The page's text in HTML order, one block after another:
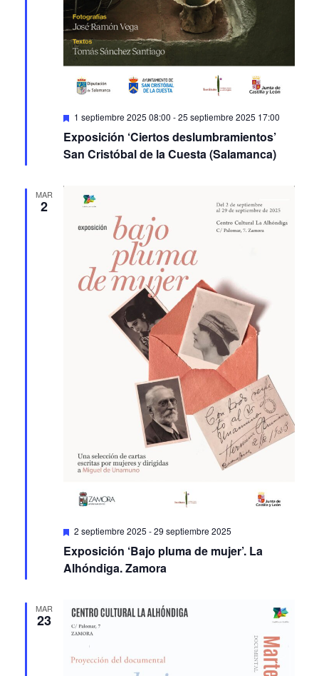
Featured
1 septiembre 2025 08:00- 25 septiembre 2025 17:00
Exposición ‘Ciertos deslumbramientos’
San Cristóbal de la Cuesta (Salamanca)
Featured
2 septiembre 2025 29 septiembre 2025
Exposición ‘Bajo pluma de mujer’. La
Alhóndiga. Zamora